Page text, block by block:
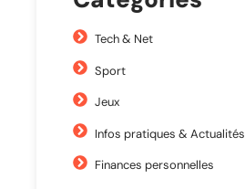
Tech & Net
Sport
Jeux
Infos pratiques & Actualités
Finances personnelles